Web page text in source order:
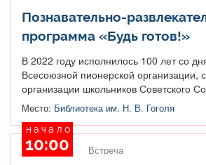
Познавательно-
программа «Будь готов!»
В 2022 году исполнилось 100 лет со
Всесоюзной пионерской организации,
организации школьников Советского
Место: Библиотека им. Н. В. Гоголя
начало
10:00 Встреча